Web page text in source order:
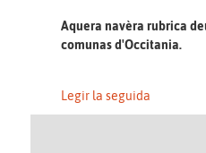
Aquera navèra rubrica
comunas d'Occitania.
Legir la seguida